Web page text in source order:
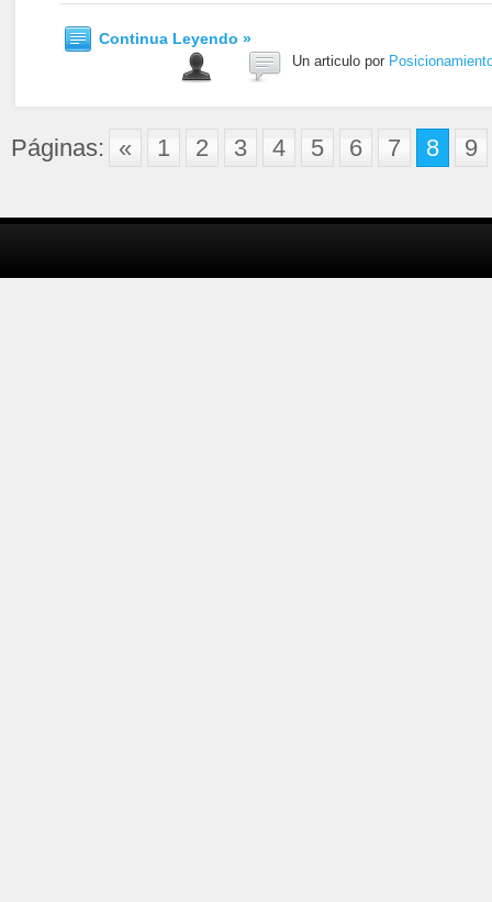
Continua Leyendo »
Un articulo por
Páginas: « 1 2 3 4 5 6 7 8 9